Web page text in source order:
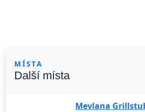
MÍSTA
Další místa
Mevlana